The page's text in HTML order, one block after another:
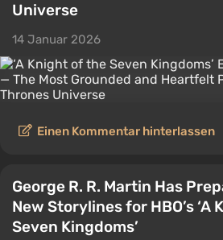
Universe
14 Januar 2026
Einen Kommentar hinterlassen
George R. R. Martin Has
New Storylines for HBO’s
Seven Kingdoms’